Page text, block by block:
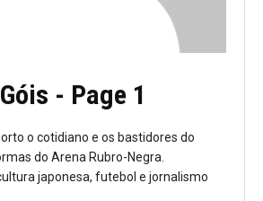
- Page 1
o cotidiano e os bastidores do
do Arena Rubro-Negra.
japonesa, futebol e jornalismo